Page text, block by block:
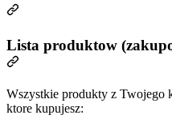
Lista produktow
Wszystkie produkty z Twojego
ktore kupujesz: